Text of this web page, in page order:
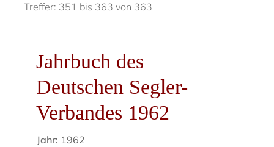
Treffer: 351 bis 363 von 363
Jahrbuch des
Deutschen Segler-
Verbandes 1962
Jahr: 1962